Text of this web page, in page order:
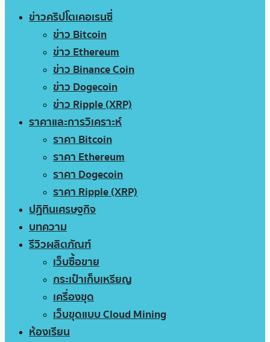
ข่าวคริปโตเคอเรนซี่
ข่าว Bitcoin
ข่าว Ethereum
ข่าว Binance Coin
ข่าว Dogecoin
ข่าว Ripple (XRP)
ราคาและการวิเคราะห์
ราคา Bitcoin
ราคา Ethereum
ราคา Dogecoin
ราคา Ripple (XRP)
ปฏิทินเศรษฐกิจ
บทความ
รีวิวผลิตภัณฑ์
เว็บซื้อขาย
กระเป๋าเก็บเหรียญ
เครื่องขุด
เว็บขุดแบบ Cloud Mining
ห้องเรียน